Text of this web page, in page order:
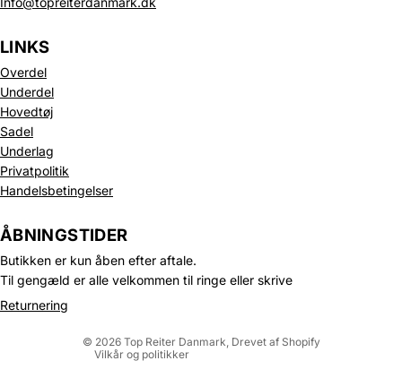
LINKS
Overdel
Underdel
Hovedtøj
Sadel
Underlag
Privatpolitik
Handelsbetingelser
ÅBNINGSTIDER
Butikken er kun åben efter aftale.
Til gengæld er alle velkommen til ringe eller skrive
Returnering
© 2026 Top Reiter Danmark, Drevet af Shopify
Vilkår og politikker
Politik om beskyttelse af persondata
Refusionspolitik
Kontaktinformation
Servicevilkår